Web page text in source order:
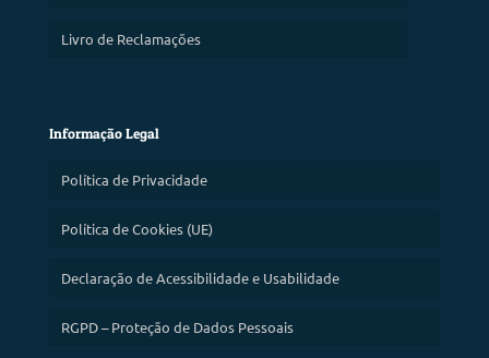
Livro de Reclamações
Informação Legal
Política de Privacidade
Política de Cookies (UE)
Declaração de Acessibilidade e Usabilidade
RGPD – Proteção de Dados Pessoais